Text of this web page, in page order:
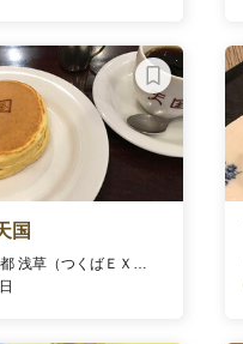
国
東京都 浅草（つくばＥＸＰ）駅